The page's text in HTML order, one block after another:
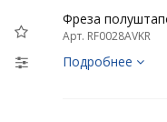
Фреза
Арт. RF0028AVKR
Подробнее